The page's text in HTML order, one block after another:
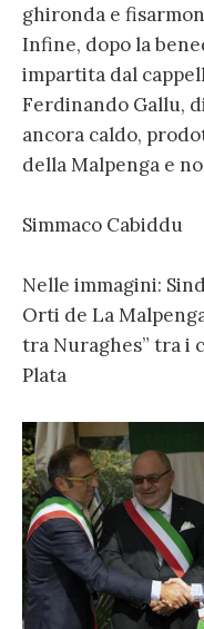
ghironda e
Infine, dopo la
impartita dal
Ferdinando Gallu,
ancora caldo,
della Malpenga e
Simmaco Cabiddu
Nelle immagini:
Orti de La
tra Nuraghes” tra i
Plata